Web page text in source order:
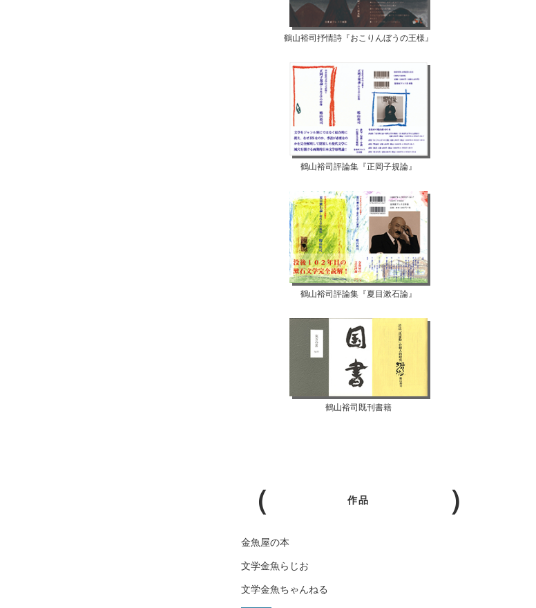
鶴山裕司抒情詩『おこりんぼうの王様』
鶴山裕司評論集『正岡子規論』
鶴山裕司評論集『夏目漱石論』
鶴山裕司既刊書籍
作品
金魚屋の本
文学金魚らじお
文学金魚ちゃんねる